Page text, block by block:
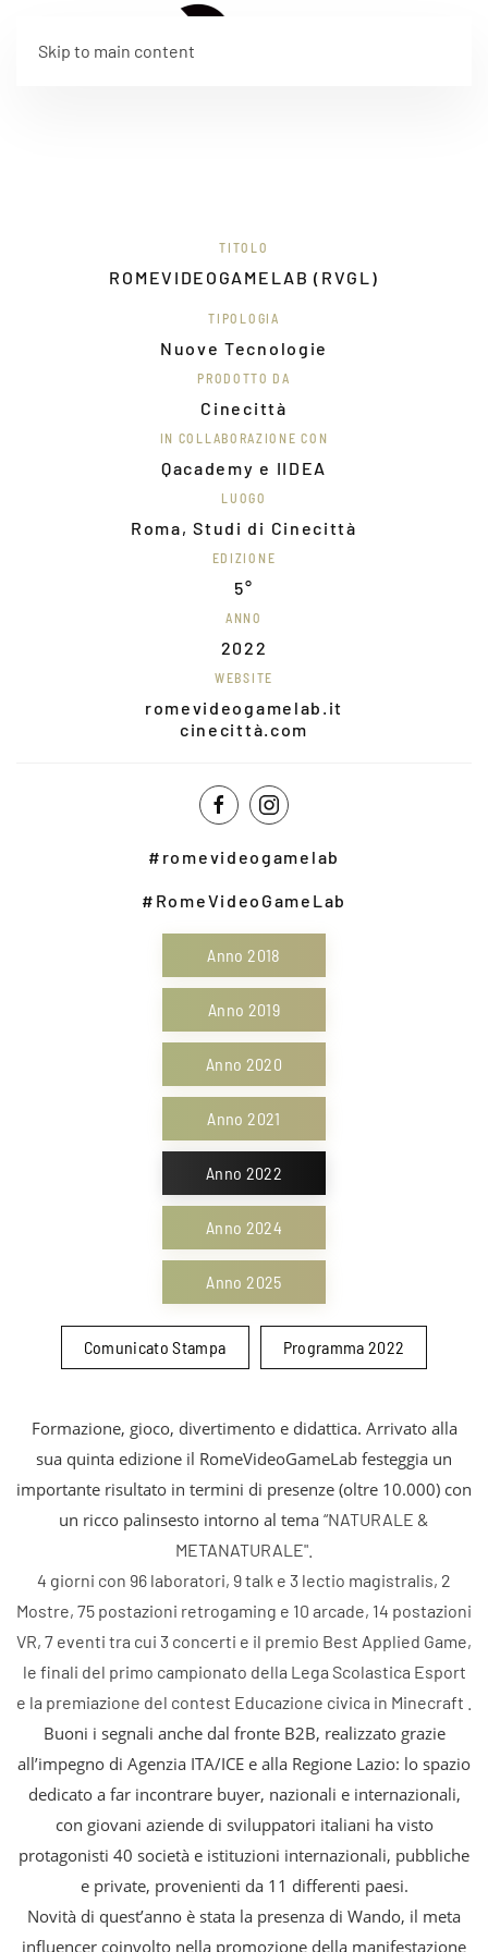
Skip to main content
TITOLO
ROMEVIDEOGAMELAB (RVGL)
TIPOLOGIA
Nuove Tecnologie
PRODOTTO DA
Cinecittà
IN COLLABORAZIONE CON
Qacademy e IIDEA
LUOGO
Roma, Studi di Cinecittà
EDIZIONE
5°
ANNO
2022
WEBSITE
romevideogamelab.it
cinecittà.com
#romevideogamelab
#RomeVideoGameLab
Anno 2018
Anno 2019
Anno 2020
Anno 2021
Anno 2022
Anno 2024
Anno 2025
Comunicato Stampa Programma 2022
Formazione, gioco, divertimento e didattica. Arrivato alla
sua quinta edizione il RomeVideoGameLab festeggia un
importante risultato in termini di presenze (oltre 10.000) con
un ricco palinsesto intorno al tema “NATURALE &
METANATURALE".
4 giorni con 96 laboratori, 9 talk e 3 lectio magistralis, 2
Mostre, 75 postazioni retrogaming e 10 arcade, 14 postazioni
VR, 7 eventi tra cui 3 concerti e il premio Best Applied Game,
le finali del primo campionato della Lega Scolastica Esport
e la premiazione del contest Educazione civica in Minecraft .
Buoni i segnali anche dal fronte B2B, realizzato grazie
all’impegno di Agenzia ITA/ICE e alla Regione Lazio: lo spazio
dedicato a far incontrare buyer, nazionali e internazionali,
con giovani aziende di sviluppatori italiani ha visto
protagonisti 40 società e istituzioni internazionali, pubbliche
e private, provenienti da 11 differenti paesi.
Novità di quest’anno è stata la presenza di Wando, il meta
influencer coinvolto nella promozione della manifestazione